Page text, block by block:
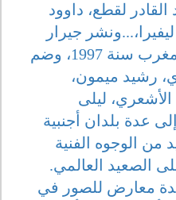
القادر لقطع، داوود
جيرار
روندو كتابه وجوه من المغرب سنة 1997، وضم
رشيد ميمون،
ليلى
عدة بلدان أجنبية
من الوجوه الفنية
الصعيد العالمي.
معارض للصور في